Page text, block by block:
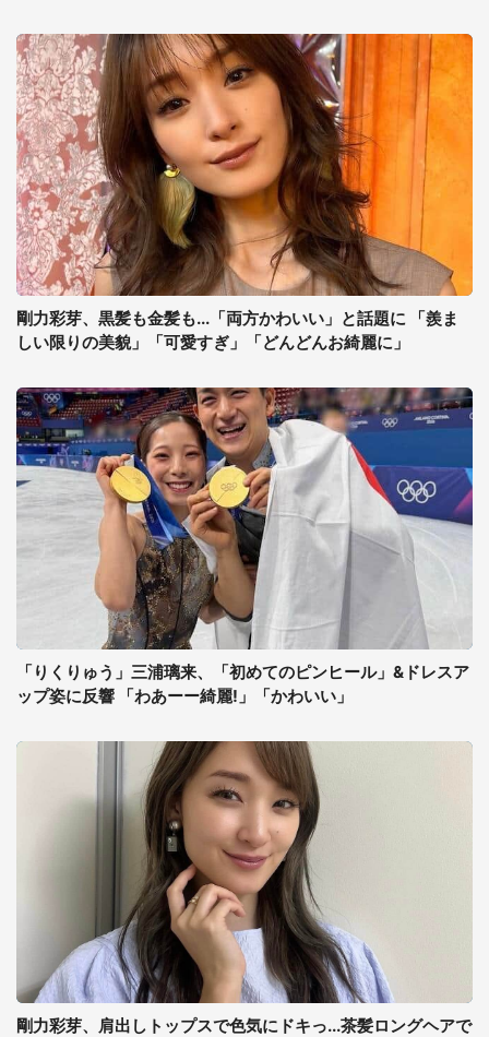
剛力彩芽、黒髪も金髪も...「両方かわいい」と話題に 「羨ま
しい限りの美貌」「可愛すぎ」「どんどんお綺麗に」
「りくりゅう」三浦璃来、「初めてのピンヒール」&ドレスア
ップ姿に反響 「わあーー綺麗!」「かわいい」
剛力彩芽、肩出しトップスで色気にドキっ...茶髪ロングヘアで